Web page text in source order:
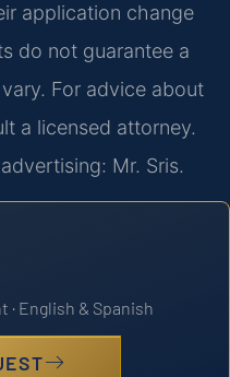
application change
do not guarantee a
For advice about
a licensed attorney.
Mr. Sris.
· English & Spanish